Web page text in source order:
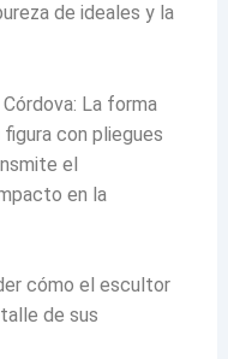
de ideales y la
La forma
con pliegues
el
en la
cómo el escultor
de sus